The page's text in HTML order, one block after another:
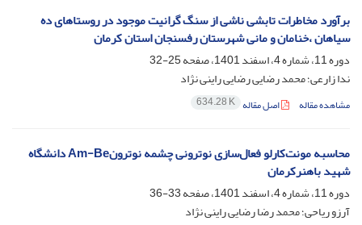
برآورد مخاطرات تابشی ناشی از سنگ گرانیت موجود در روستاهای ده
‌سیاهان ،خنامان و مانی شهرستان رفسنجان استان کرمان
دوره 11، شماره 4، اسفند 1401، صفحه
25-32
ندا زارعی؛ محمد رضایی رضایی راینی نژاد
مشاهده مقاله اصل مقاله 634.28 K
محاسبه مونت‌کارلو فعال‌سازی نوترونی چشمه نوترونAm-Be دانشگاه
شهید باهنرکرمان
دوره 11، شماره 4، اسفند 1401، صفحه
33-36
آرزو ریاحی؛ محمد رضا رضایی راینی نژاد